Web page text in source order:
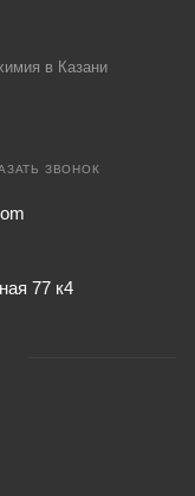
в Казани
ЗВОНОК
77 к4